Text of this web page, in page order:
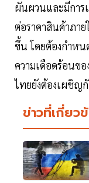
ผันผวนและมีการ
ต่อราคาสินค้าภา
ขึ้น โดยต้องกำหน
ความเดือดร้อน
ไทยยังต้องเผชิญ
ข่าวที่เกี่ยว